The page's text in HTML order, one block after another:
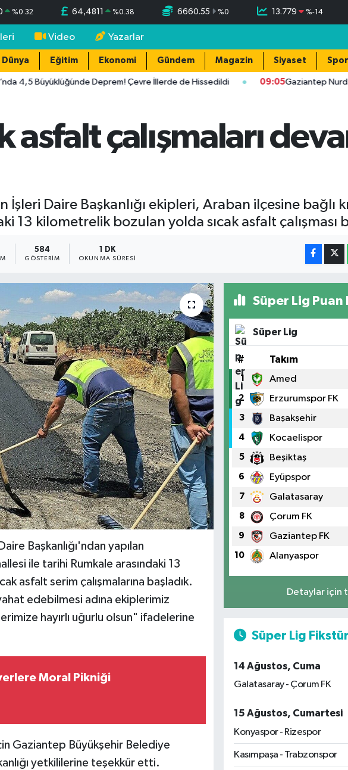
%0.32 64,4811 %0.38 6660.55 %0 13.779 %-14
Video Yazarlar
Dünya Eğitim Ekonomi Gündem Magazin Siyaset Spor
4,5 Büyüklüğünde Deprem! Çevre İllerde de Hissedildi 09:05Gaziantep
asfalt çalışmaları
Daire Başkanlığı ekipleri, Araban ilçesine bağlı
13 kilometrelik bozulan yolda sıcak asfalt çalışması
584
GÖSTERIM
1 DK
OKUNMA SÜRESI
Başkanlığı'ndan yapılan
ile tarihi Rumkale arasındaki 13
asfalt serim çalışmalarına başladık.
edebilmesi adına ekiplerimiz
hayırlı uğurlu olsun" ifadelerine
Moral Pikniği
Gaziantep Büyükşehir Belediye
yetkililerine teşekkür etti.
Süper Lig Puan
Süper Lig
# Takım
1 Amed
2 Erzurumspor FK
3 Başakşehir
4 Kocaelispor
5 Beşiktaş
6 Eyüpspor
7 Galatasaray
8 Çorum FK
9 Gaziantep FK
10 Alanyaspor
Detaylar için
Süper Lig Fikstür
14 Ağustos, Cuma
Galatasaray - Çorum FK
15 Ağustos, Cumartesi
Konyaspor - Rizespor
Kasımpaşa - Trabzonspor